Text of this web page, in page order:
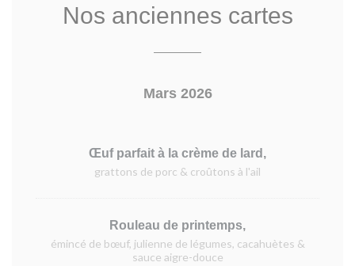
Nos anciennes cartes
Mars 2026
Œuf parfait à la crème de lard,
grattons de porc & croûtons à l'ail
Rouleau de printemps,
émincé de bœuf, julienne de légumes, cacahuètes &
sauce aigre-douce